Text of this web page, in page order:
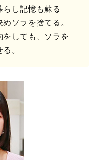
らし記憶も蘇る
ソラを捨てる。
をしても、ソラを
。